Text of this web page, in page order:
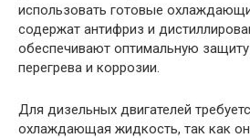
использовать готовые
содержат антифриз и
обеспечивают оптимальную защиту
перегрева и коррозии.
Для дизельных двигателей
охлаждающая жидкость, так как